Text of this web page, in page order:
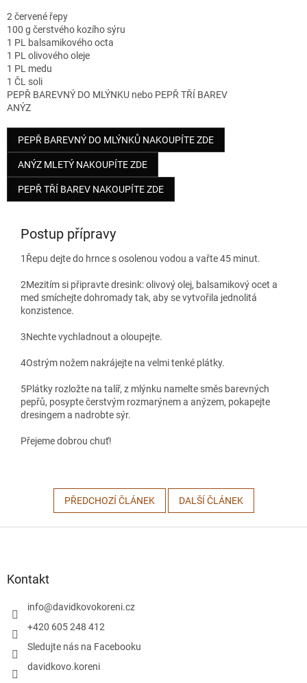
2 červené řepy
100 g čerstvého kozího sýru
1 PL balsamikového octa
1 PL olivového oleje
1 PL medu
1 ČL soli
PEPŘ BAREVNÝ DO MLÝNKU nebo PEPŘ TŘÍ BAREV
ANÝZ
PEPŘ BAREVNÝ DO MLÝNKŮ NAKOUPÍTE ZDE
ANÝZ MLETÝ NAKOUPÍTE ZDE
PEPŘ TŘÍ BAREV NAKOUPÍTE ZDE
Postup přípravy
1 Řepu dejte do hrnce s osolenou vodou a vařte 45 minut.
2Mezitím si připravte dresink: olivový olej, balsamikový ocet a
med smíchejte dohromady tak, aby se vytvořila jednolitá
konzistence.
3Nechte vychladnout a oloupejte.
4Ostrým nožem nakrájejte na velmi tenké plátky.
5Plátky rozložte na talíř, z mlýnku namelte směs barevných
pepřů, posypte čerstvým rozmarýnem a anýzem, pokapejte
dresingem a nadrobte sýr.
Přejeme dobrou chuť!
PŘEDCHOZÍ ČLÁNEK DALŠÍ ČLÁNEK
Kontakt
info@davidkovokoreni.cz
+420 605 248 412
Sledujte nás na Facebooku
davidkovo.koreni